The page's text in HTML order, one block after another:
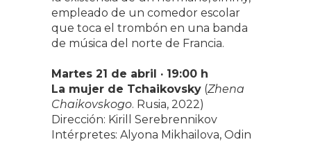
empleado de un comedor escolar
que toca el trombón en una banda
de música del norte de Francia.
Martes 21 de abril · 19:00 h
La mujer de Tchaikovsky (Zhena
Chaikovskogo. Rusia, 2022)
Dirección: Kirill Serebrennikov
Intérpretes: Alyona Mikhailova, Odin